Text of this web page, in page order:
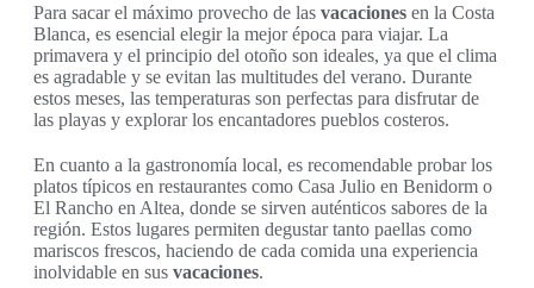
Para sacar el máximo provecho de las vacaciones en la Costa
Blanca, es esencial elegir la mejor época para viajar. La
primavera y el principio del otoño son ideales, ya que el clima
es agradable y se evitan las multitudes del verano. Durante
estos meses, las temperaturas son perfectas para disfrutar de
las playas y explorar los encantadores pueblos costeros.
En cuanto a la gastronomía local, es recomendable probar los
platos típicos en restaurantes como Casa Julio en Benidorm o
El Rancho en Altea, donde se sirven auténticos sabores de la
región. Estos lugares permiten degustar tanto paellas como
mariscos frescos, haciendo de cada comida una experiencia
inolvidable en sus vacaciones.